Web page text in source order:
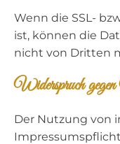
Wenn die SSL-
ist, können die
nicht von Dritten
Widerspruch
Der Nutzung von